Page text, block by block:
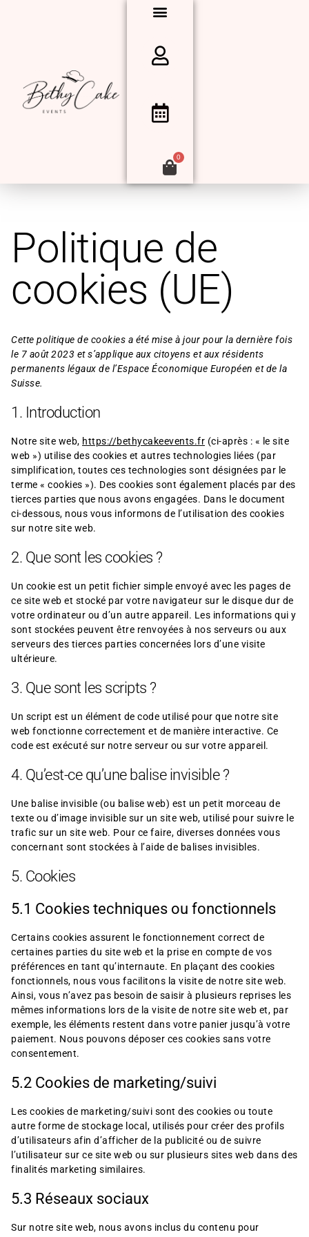
0
Politique de
cookies (UE)
Cette politique de cookies a été mise à jour pour la dernière fois
le 7 août 2023 et s’applique aux citoyens et aux résidents
permanents légaux de l’Espace Économique Européen et de la
Suisse.
1. Introduction
Notre site web, https://bethycakeevents.fr (ci-après : « le site
web ») utilise des cookies et autres technologies liées (par
simplification, toutes ces technologies sont désignées par le
terme « cookies »). Des cookies sont également placés par des
tierces parties que nous avons engagées. Dans le document
ci-dessous, nous vous informons de l’utilisation des cookies
sur notre site web.
2. Que sont les cookies ?
Un cookie est un petit fichier simple envoyé avec les pages de
ce site web et stocké par votre navigateur sur le disque dur de
votre ordinateur ou d’un autre appareil. Les informations qui y
sont stockées peuvent être renvoyées à nos serveurs ou aux
serveurs des tierces parties concernées lors d’une visite
ultérieure.
3. Que sont les scripts ?
Un script est un élément de code utilisé pour que notre site
web fonctionne correctement et de manière interactive. Ce
code est exécuté sur notre serveur ou sur votre appareil.
4. Qu’est-ce qu’une balise invisible ?
Une balise invisible (ou balise web) est un petit morceau de
texte ou d’image invisible sur un site web, utilisé pour suivre le
trafic sur un site web. Pour ce faire, diverses données vous
concernant sont stockées à l’aide de balises invisibles.
5. Cookies
5.1 Cookies techniques ou fonctionnels
Certains cookies assurent le fonctionnement correct de
certaines parties du site web et la prise en compte de vos
préférences en tant qu’internaute. En plaçant des cookies
fonctionnels, nous vous facilitons la visite de notre site web.
Ainsi, vous n’avez pas besoin de saisir à plusieurs reprises les
mêmes informations lors de la visite de notre site web et, par
exemple, les éléments restent dans votre panier jusqu’à votre
paiement. Nous pouvons déposer ces cookies sans votre
consentement.
5.2 Cookies de marketing/suivi
Les cookies de marketing/suivi sont des cookies ou toute
autre forme de stockage local, utilisés pour créer des profils
d’utilisateurs afin d’afficher de la publicité ou de suivre
l’utilisateur sur ce site web ou sur plusieurs sites web dans des
finalités marketing similaires.
5.3 Réseaux sociaux
Sur notre site web, nous avons inclus du contenu pour